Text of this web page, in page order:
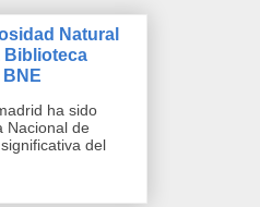
Natural
Biblioteca
ha sido
Nacional de
del